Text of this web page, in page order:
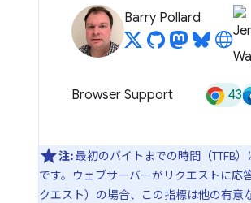
Barry Pollard
Browser Support 43
注:最初のバイトまでの時間（TTFB
です。ウェブサーバーがリクエストに応
クエスト）の場合、この指標は他の有意